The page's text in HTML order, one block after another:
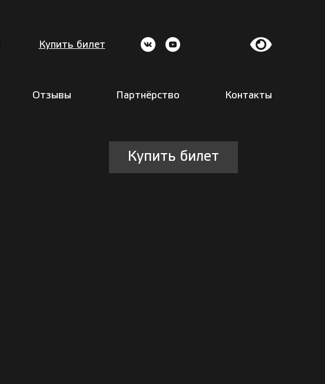
Купить билет
Отзывы Партнёрство Контакты
Купить билет